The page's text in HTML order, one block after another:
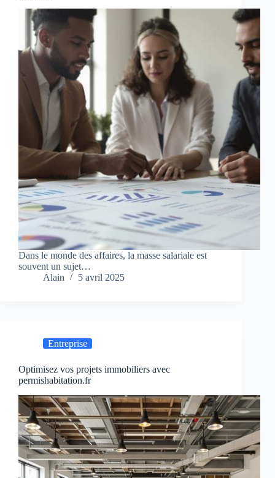
Dans le monde des affaires, la masse salariale est
souvent un sujet…
Alain
5 avril 2025
Entreprise
Optimisez vos projets immobiliers avec
permishabitation.fr